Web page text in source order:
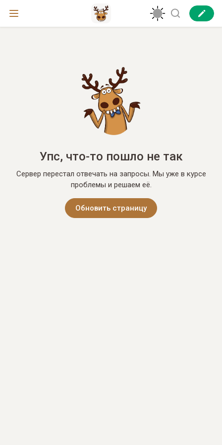
Упс, что-то пошло не так
Сервер перестал отвечать на запросы. Мы уже в курсе
проблемы и решаем её.
Обновить страницу